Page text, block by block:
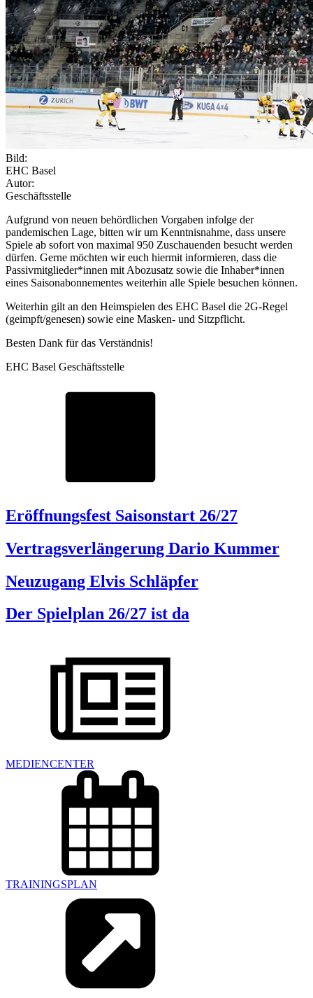
Bild:
EHC Basel
Autor:
Geschäftsstelle
Aufgrund von neuen behördlichen Vorgaben infolge der
pandemischen Lage, bitten wir um Kenntnisnahme, dass unsere
Spiele ab sofort von maximal 950 Zuschauenden besucht werden
dürfen. Gerne möchten wir euch hiermit informieren, dass die
Passivmitglieder*innen mit Abozusatz sowie die Inhaber*innen
eines Saisonabonnementes weiterhin alle Spiele besuchen können.
Weiterhin gilt an den Heimspielen des EHC Basel die 2G-Regel
(geimpft/genesen) sowie eine Masken- und Sitzpflicht.
Besten Dank für das Verständnis!
EHC Basel Geschäftsstelle
Eröffnungsfest Saisonstart 26/27
Vertragsverlängerung Dario Kummer
Neuzugang Elvis Schläpfer
Der Spielplan 26/27 ist da
MEDIENCENTER
TRAININGSPLAN